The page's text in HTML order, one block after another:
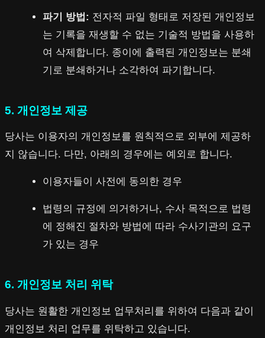
파기 방법: 전자적 파일 형태로 저장된 개인정보
는 기록을 재생할 수 없는 기술적 방법을 사용하
여 삭제합니다. 종이에 출력된 개인정보는 분쇄
기로 분쇄하거나 소각하여 파기합니다.
5. 개인정보 제공
당사는 이용자의 개인정보를 원칙적으로 외부에 제공하
지 않습니다. 다만, 아래의 경우에는 예외로 합니다.
이용자들이 사전에 동의한 경우
법령의 규정에 의거하거나, 수사 목적으로 법령
에 정해진 절차와 방법에 따라 수사기관의 요구
가 있는 경우
6. 개인정보 처리 위탁
당사는 원활한 개인정보 업무처리를 위하여 다음과 같이
개인정보 처리 업무를 위탁하고 있습니다.